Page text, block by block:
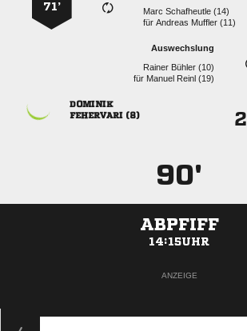
  
für  
71’
Auswechslung
  
für   


 
90'
ABPFIFF
14:15UHR
ANZEIGE